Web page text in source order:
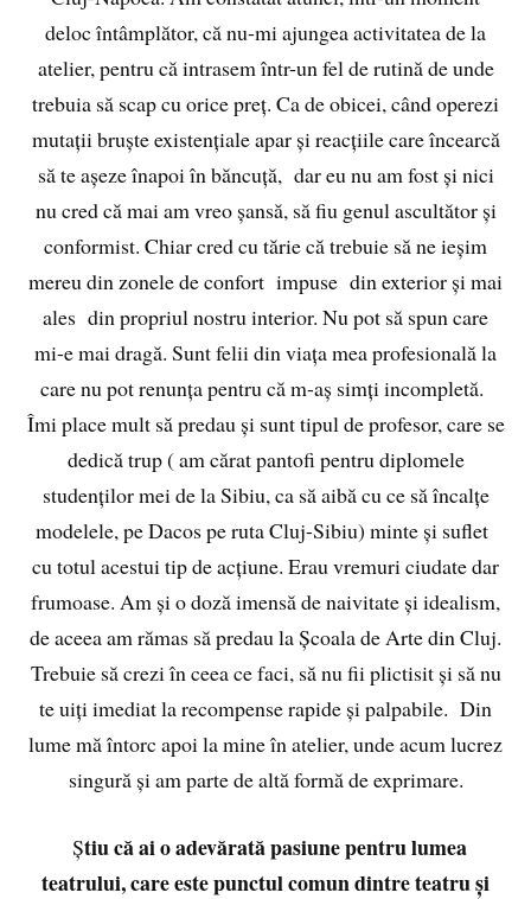
deloc întâmplător, că nu-mi ajungea activitatea de la
atelier, pentru că intrasem într-un fel de rutină de unde
trebuia să scap cu orice preț. Ca de obicei, când operezi
mutații bruște existențiale apar și reacțiile care încearcă
să te așeze înapoi în băncuță, dar eu nu am fost și nici
nu cred că mai am vreo șansă, să fiu genul ascultător și
conformist. Chiar cred cu tărie că trebuie să ne ieșim
mereu din zonele de confort impuse din exterior și mai
ales din propriul nostru interior. Nu pot să spun care
mi-e mai dragă. Sunt felii din viața mea profesională la
care nu pot renunța pentru că m-aș simți incompletă.
Îmi place mult să predau și sunt tipul de profesor, care se
dedică trup ( am cărat pantofi pentru diplomele
studenților mei de la Sibiu, ca să aibă cu ce să încalțe
modelele, pe Dacos pe ruta Cluj-Sibiu) minte și suflet
cu totul acestui tip de acțiune. Erau vremuri ciudate dar
frumoase. Am și o doză imensă de naivitate și idealism,
de aceea am rămas să predau la Școala de Arte din Cluj.
Trebuie să crezi în ceea ce faci, să nu fii plictisit și să nu
te uiți imediat la recompense rapide și palpabile. Din
lume mă întorc apoi la mine în atelier, unde acum lucrez
singură și am parte de altă formă de exprimare.
Știu că ai o adevărată pasiune pentru lumea
teatrului, care este punctul comun dintre teatru și